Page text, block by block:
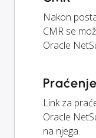
Nakon
CMR se
Oracle
Praćenje
Link za
Oracle
na njega.